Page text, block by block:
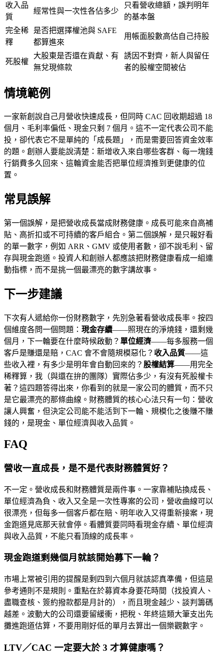
收入品
質
經常性與一次性各佔多少
只看營收總額，誤判明年
的基本盤
完全稀
釋
是否把選擇權池與 SAFE
都算進來
用帳面股數高估自己持股
死股權
大股東是否還在貢獻、有
無兌現條款
誘因不對齊，新人與留任
者的股權空間被佔
情境範例
一家新創說自己月營收快速成長，但同時 CAC 回收期超過 18
個月、毛利率偏低、現金只剩 7 個月。這不一定代表公司不能
投，卻代表它不是單純的「成長題」，而是需要回答資金效率
的題。創辦人要能說清楚：新增收入來自哪些客群、每一塊錢
行銷費多久回來、這輪資金能否把單位經濟推到更健康的位
置。
常見誤解
第一個誤解，是把營收成長當成財務健康。成長可能來自高補
貼、高折扣或不可持續的客戶組合。第二個誤解，是只報好看
的單一數字，例如 ARR、GMV 或使用者數，卻不說毛利、留
存與現金跑道。投資人和創辦人都應該把財務健康看成一組連
動指標，而不是挑一個最漂亮的數字講故事。
下一步建議
下次有人遞給你一份財務數字，先別急著看營收成長率。按四
個維度各問一個問題： 現金存續——照現在的淨燒錢，還剩幾
個月，下一輪要在什麼時候啟動？ 單位經濟——每多服務一個
客戶是賺還是賠，CAC 會不會隨規模惡化？ 收入品質——這
些收入裡，有多少是明年會自動回來的？ 股權結算——用完全
稀釋算，我（與還在拚的團隊）實際佔多少，有沒有死股權卡
著？這四題答得出來，你看到的就是一家公司的體質，而不只
是它最漂亮的那條曲線。財務體質的核心心法只有一句：營收
讓人興奮，但決定公司能不能活到下一輪、規模化之後賺不賺
錢的，是現金、單位經濟與收入品質。
FAQ
營收一直成長，是不是代表財務體質好？
不一定。營收成長和財務體質是兩件事。一家靠補貼換成長、
單位經濟為負、收入又全是一次性專案的公司，營收曲線可以
很漂亮，但每多一個客戶都在賠、明年收入又得重新接案，現
金跑道見底那天就會停。看體質要同時看現金存續、單位經濟
與收入品質，不能只看頂線的成長率。
現金跑道剩幾個月就該開始募下一輪？
市場上常被引用的提醒是剩四到六個月就該認真準備，但這是
參考通則不是規則。重點在於募資本身要花時間（找投資人、
盡職查核、簽約撥款都是月計的），而且現金越少、談判籌碼
越差。波動大的公司還要留緩衝，把稅、年終這類大筆支出先
攤進跑道估算，不要用剛好低的單月去算出一個樂觀數字。
LTV／CAC 一定要大於 3 才算健康嗎？